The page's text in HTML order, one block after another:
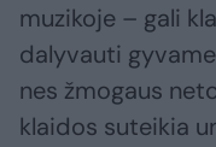
muzikoje – gali
dalyvauti
nes žmogaus
klaidos suteikia